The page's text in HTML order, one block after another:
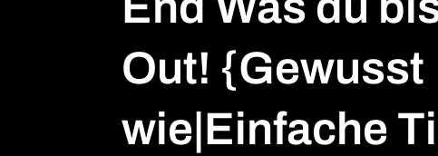
Out! {Gewusst
wie|Einfache